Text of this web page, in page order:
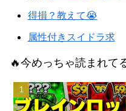
得損？教えて😭
属性付きスイドラ求
🔥今めっちゃ読まれて